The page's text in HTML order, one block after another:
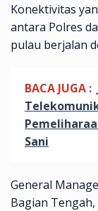
Konektivitas
antara Polres
pulau berjalan
BACA JUGA :
Sani
General
Bagian